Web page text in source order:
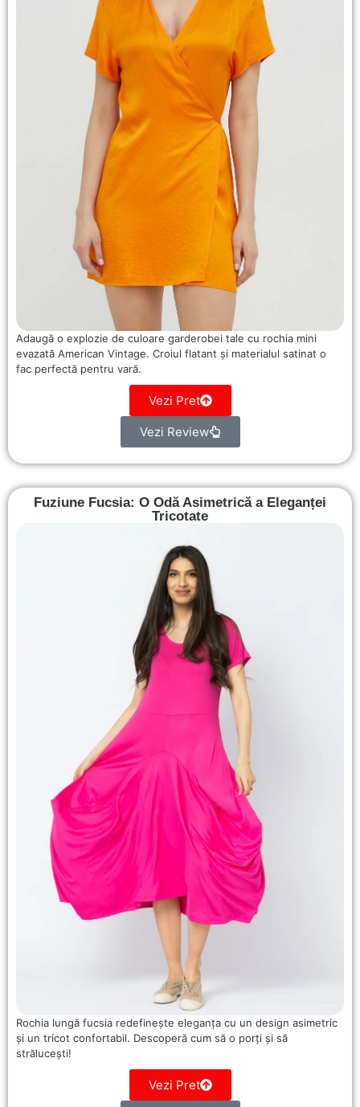
Adaugă o explozie de culoare garderobei tale cu rochia mini
evazată American Vintage. Croiul flatant și materialul satinat o
fac perfectă pentru vară.
Vezi Pret
Vezi Review
Fuziune Fucsia: O Odă Asimetrică a Eleganței
Tricotate
Rochia lungă fucsia redefinește eleganța cu un design asimetric
și un tricot confortabil. Descoperă cum să o porți și să
strălucești!
Vezi Pret